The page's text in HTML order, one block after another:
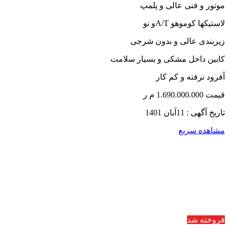
موتور و فنی عالی و پلمپ
لاستیکها کوموهو A/Tو نو
زیربندی عالی و بدون شرجی
کابین داخل مشکی و بسیار سلامت
آفرود نرفته و کم کار
قیمت 1.690.000.000 م ر
تاریخ آگهی : 11آبان 1401
مشاهده سریع
فروخته شد